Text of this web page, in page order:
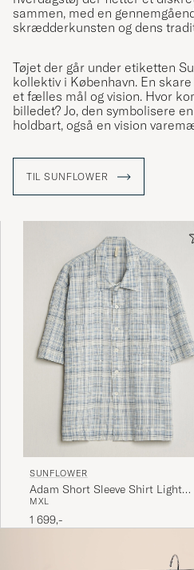
sammen, med en
skrædderkunsten og dens
Tøjet der går under etiketten
kollektiv i København. En
et fælles mål og vision. Hvor
billedet? Jo, den symbolisere
holdbart, også en vision
TIL SUNFLOWER
SUNFLOWER
Adam Short Sleeve Shirt Light
Blue Check
MXL
1 699,-